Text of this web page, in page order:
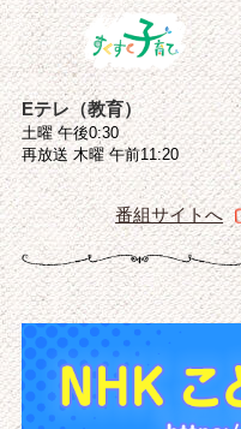
Eテレ（教育）
土曜 午後0:30
再放送 木曜 午前11:20
番組サイトへ